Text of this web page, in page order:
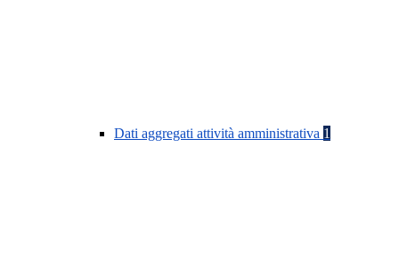
Dati aggregati attività amministrativa 1